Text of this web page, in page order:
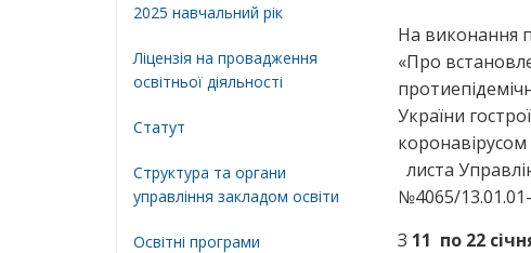
2025 навчальний рік
Ліцензія на провадження
освітньої діяльності
Статут
Структура та органи
управління закладом освіти
Освiтнi програми
На виконання
«Про
України
коронавірусом
листа
№4065/
З 11 по 22